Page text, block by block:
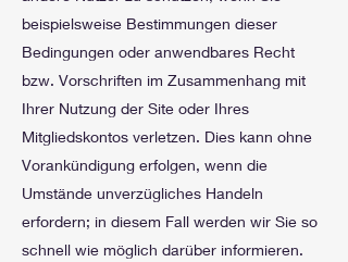
beispielsweise Bestimmungen dieser
Bedingungen oder anwendbares Recht
bzw. Vorschriften im Zusammenhang mit
Ihrer Nutzung der Site oder Ihres
Mitgliedskontos verletzen. Dies kann ohne
Vorankündigung erfolgen, wenn die
Umstände unverzügliches Handeln
erfordern; in diesem Fall werden wir Sie so
schnell wie möglich darüber informieren.